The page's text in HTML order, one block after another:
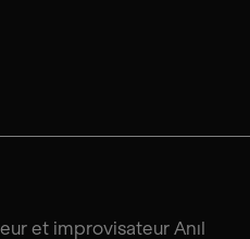
et improvisateur Anıl